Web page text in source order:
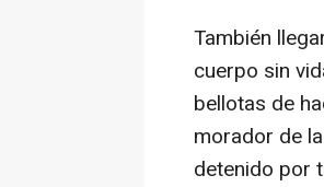
También
cuerpo sin
bellotas de
morador de
detenido por